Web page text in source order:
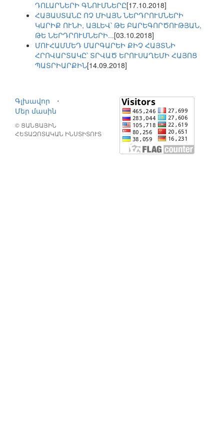
ԴՈԼԱՐՆԵՐԻ ԳՆՈՒՄՆԵՐԸ[17.10.2018]
ՀԱՅԱՍՏԱՆԸ ՈՉ ՄԻԱՅՆ ՆԵՐԴՐՈՒՄՆԵՐԻ
ԿԱՐԻՔ ՈՒՆԻ, ԱՅԼԵՎ՝ ԹԵ ԲԱՐԵԳՈՐԾՈՒԹՅԱՆ,
ԹԵ ՆԵՐԴՐՈՒՄՆԵՐԻ...[03.10.2018]
ՄՈՒՀԱՄՄԵԴ ՄԱՐԳԱՐԵԻ ՔԻՉ ՀԱՅՏՆԻ
ՀՐՈՎԱՐՏԱԿԸ՝ ՏՐՎԱԾ ԵՐՈՒՍԱՂԵՄԻ ՀԱՅՈՑ
ՊԱՏՐԻԱՐՔԻՆ[14.09.2018]
Գլխավոր
⋅
Մեր մասին
© ՑԱՆՑԱՅԻՆ
ՀԵՏԱԶՈՏԱԿԱՆ ԻՆՍՏԻՏՈՒՏ